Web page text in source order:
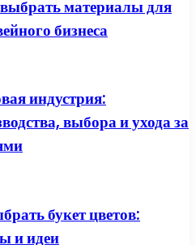
материалы для
бизнеса
индустрия:
выбора и ухода за
букет цветов:
и идеи